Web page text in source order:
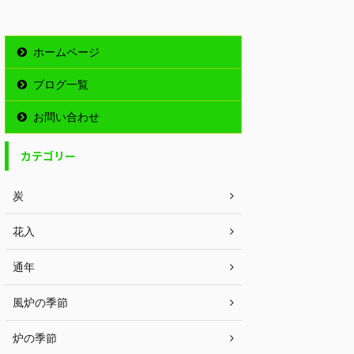
ホームページ
ブログ一覧
お問い合わせ
カテゴリー
炭
花入
通年
風炉の季節
炉の季節